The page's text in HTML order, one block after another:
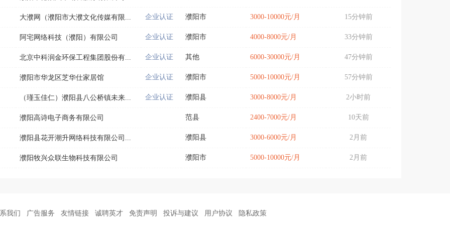
大濮网（濮阳市大濮文化传媒有限... 企业认证 濮阳市 3000-10000元/月 15分钟前
阿宅网络科技（濮阳）有限公司 企业认证 濮阳市 4000-8000元/月 33分钟前
北京中科润金环保工程集团股份有... 企业认证 其他 6000-30000元/月 47分钟前
濮阳市华龙区芝华仕家居馆 企业认证 濮阳市 5000-10000元/月 57分钟前
（瑾玉佳仁）濮阳县八公桥镇未来... 企业认证 濮阳县 3000-8000元/月 2小时前
濮阳高诗电子商务有限公司 范县 2400-7000元/月 10天前
濮阳县花开潮升网络科技有限公司... 濮阳县 3000-6000元/月 2月前
濮阳牧兴众联生物科技有限公司 濮阳市 5000-10000元/月 2月前
我们 广告服务 友情链接 诚聘英才 免责声明 投诉与建议 用户协议 隐私政策